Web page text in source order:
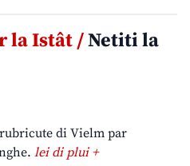
la Istât /Netiti la
di Vielm par
lei di plui +